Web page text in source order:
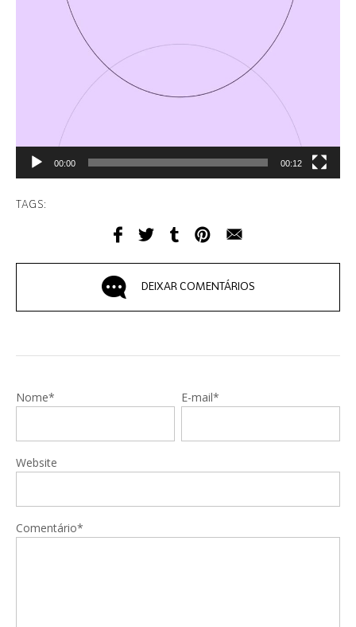
00:00 00:12
TAGS:
DEIXAR COMENTÁRIOS
Nome* E-mail*
Website
Comentário*